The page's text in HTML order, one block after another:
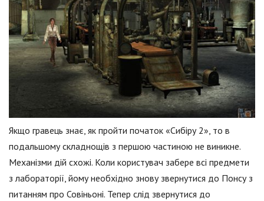
Якщо гравець знає, як пройти початок «Сибіру 2», то в
подальшому складнощів з першою частиною не виникне.
Механізми дій схожі. Коли користувач забере всі предмети
з лабораторії, йому необхідно знову звернутися до Понсу з
питанням про Совіньоні. Тепер слід звернутися до